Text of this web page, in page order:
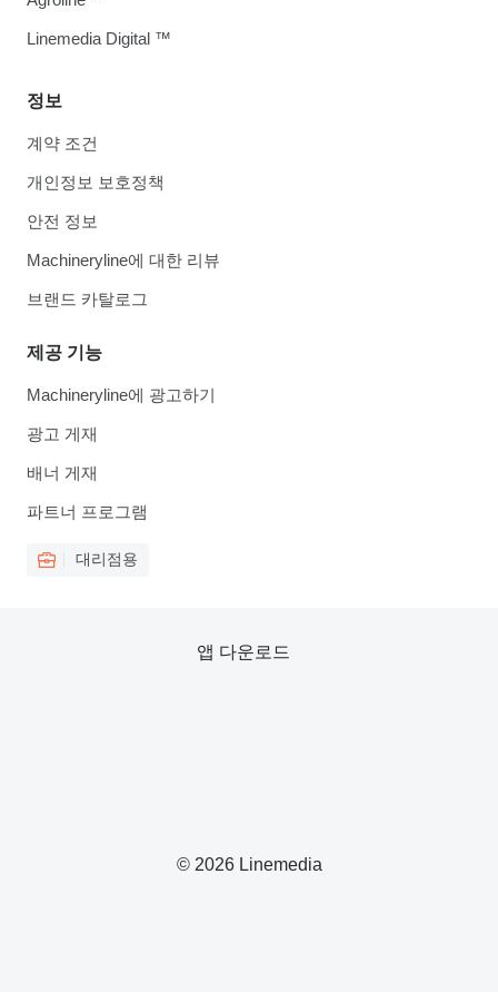
정보
계약 조건
개인정보 보호정책
안전 정보
Machineryline에 대한 리뷰
브랜드 카탈로그
제공 기능
Machineryline에 광고하기
광고 게재
배너 게재
파트너 프로그램
대리점용
Linemedia Digital ™
© 2026 Linemedia
앱 다운로드